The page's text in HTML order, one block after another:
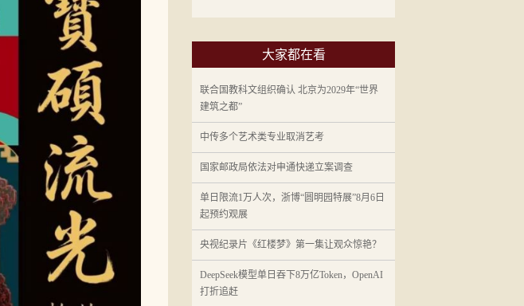
大家都在看
联合国教科文组织确认 北京为2029年“世界
建筑之都”
中传多个艺术类专业取消艺考
国家邮政局依法对申通快递立案调查
单日限流1万人次，浙博“圆明园特展”8月6日
起预约观展
央视纪录片《红楼梦》第一集让观众惊艳？
DeepSeek模型单日吞下8万亿Token，OpenAI
打折追赶